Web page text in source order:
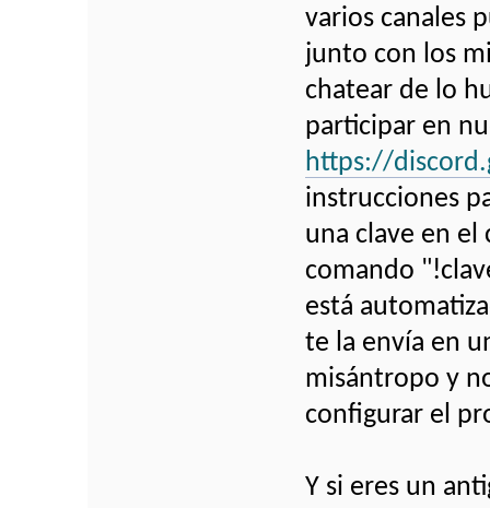
varios canales
junto con los
chatear de lo
participar en
https://
instrucciones
una clave en el
comando
está
te la envía en
misántropo y
configurar el
Y si eres un